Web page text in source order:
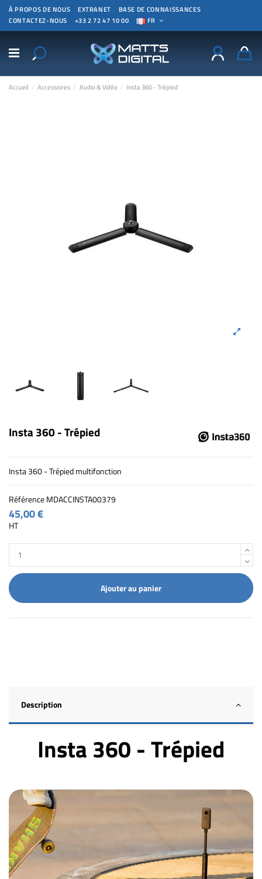
À PROPOS DE NOUS EXTRANET
BASE DE CONNAISSANCES
CONTACTEZ-NOUS
+33 2 72 47 10 00 FR
Accueil Accessoires Audio & Vidéo Insta 360 - Trépied
Insta 360 - Trépied
Insta 360 - Trépied multifonction
RéférenceMDACCINSTA00379
45,00 €
HT
Ajouter au panier
Description
Insta 360 - Trépied